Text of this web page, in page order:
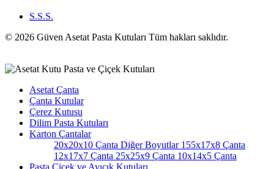
S.S.S.
© 2026 Güven Asetat Pasta Kutuları Tüm hakları saklıdır.
Asetat Çanta
Çanta Kutular
Çerez Kutusu
Dilim Pasta Kutuları
Karton Çantalar
20x20x10 Çanta Diğer Boyutlar155x17x8 Çanta
12x17x7 Çanta 25x25x9 Çanta 10x14x5 Çanta
Pasta Çiçek ve Ayıcık Kutuları